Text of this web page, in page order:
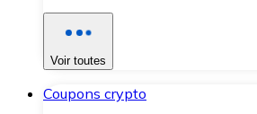
Voir toutes
Coupons crypto